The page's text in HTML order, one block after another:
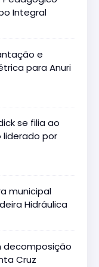
Integral
e
para Anuri
se filia ao
liderado por
municipal
Hidráulica
decomposição
Cruz